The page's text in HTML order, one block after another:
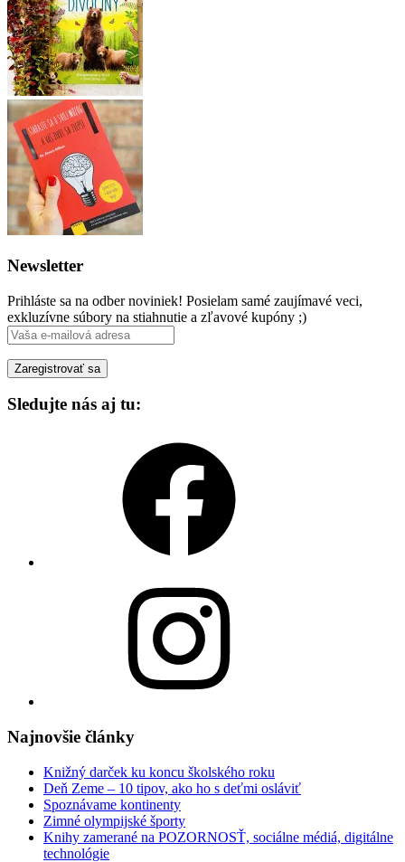
Newsletter
Prihláste sa na odber noviniek! Posielam samé zaujímavé veci,
exkluzívne súbory na stiahnutie a zľavové kupóny ;)
Sledujte nás aj tu:
Najnovšie články
Knižný darček ku koncu školského roku
Deň Zeme – 10 tipov, ako ho s deťmi osláviť
Spoznávame kontinenty
Zimné olympijské športy
Knihy zamerané na POZORNOSŤ, sociálne médiá, digitálne
technológie